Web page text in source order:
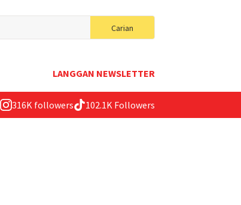
Carian
for:
LANGGAN NEWSLETTER
316K followers 102.1K Followers